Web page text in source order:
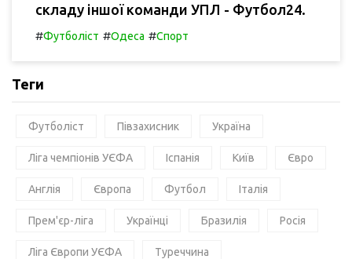
складу іншої команди УПЛ - Футбол24.
#Футболіст #Одеса #Спорт
Теги
Футболіст Півзахисник Україна
Ліга чемпіонів УЄФА Іспанія Київ Євро
Англія Європа Футбол Італія
Прем'єр-ліга Українці Бразилія Росія
Ліга Європи УЄФА Туреччина